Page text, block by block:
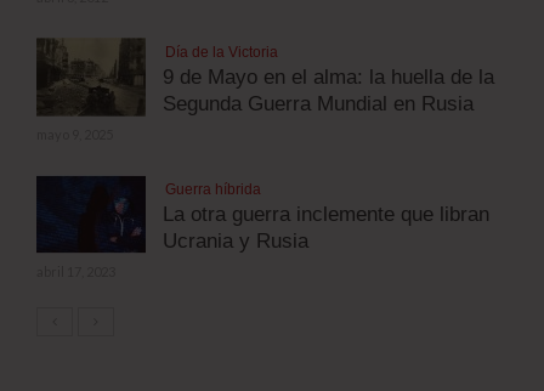
Día de la Victoria
9 de Mayo en el alma: la huella de la
Segunda Guerra Mundial en Rusia
Guerra híbrida
La otra guerra inclemente que libran
Ucrania y Rusia